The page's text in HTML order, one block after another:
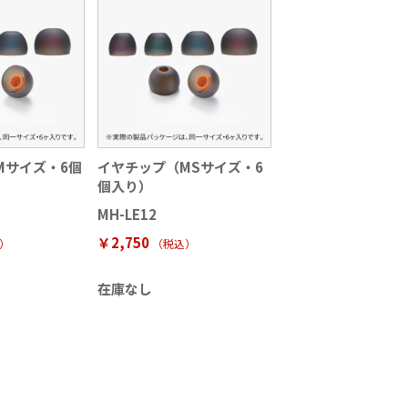
サイズ・6個
イヤチップ（MSサイズ・6
個入り）
MH-LE12
￥2,750
（税込）
在庫なし